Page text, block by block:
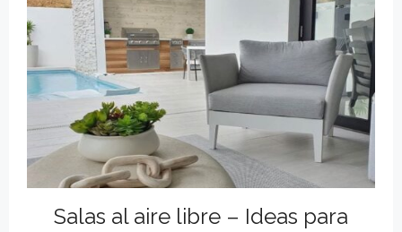
Salas al aire libre – Ideas para